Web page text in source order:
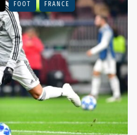
FOOT FRANCE